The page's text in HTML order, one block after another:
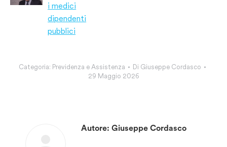
i medici
dipendenti
pubblici
Categoria: Previdenza e Assistenza Di Giuseppe Cordasco
29 Maggio 2026
Autore: Giuseppe Cordasco